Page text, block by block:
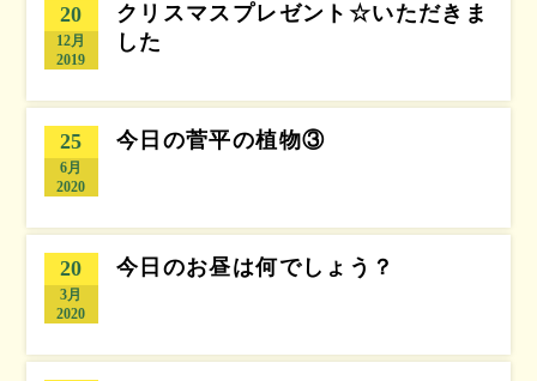
20
12月
2019
クリスマスプレゼント☆いただきま
した
25
6月
2020
今日の菅平の植物③
20
3月
2020
今日のお昼は何でしょう？